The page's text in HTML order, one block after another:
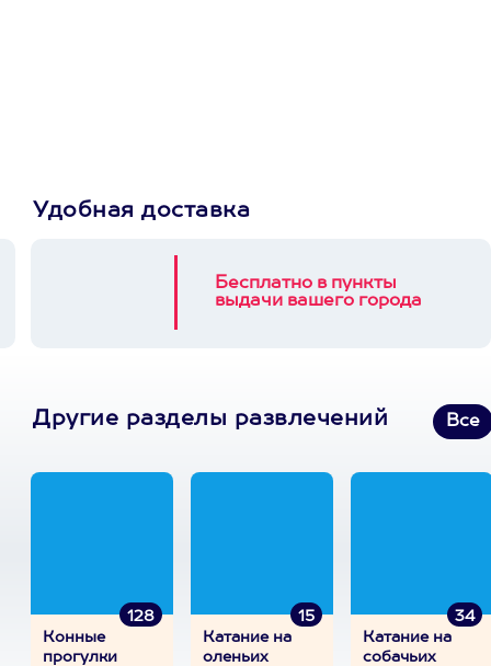
Удобная доставка
Бесплатно в пункты
выдачи вашего города
Другие разделы развлечений Все
128
Конные
прогулки
15
Катание на
оленьих
34
Катание на
собачьих